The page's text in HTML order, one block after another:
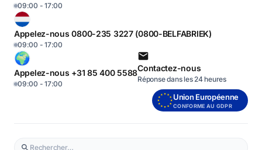
09:00 - 17:00
Appelez-nous 0800-235 3227 (0800-BELFABRIEK)
09:00 - 17:00
Appelez-nous +31 85 400 5588
09:00 - 17:00
Contactez-nous
Réponse dans les 24 heures
Union Européenne
CONFORME AU GDPR